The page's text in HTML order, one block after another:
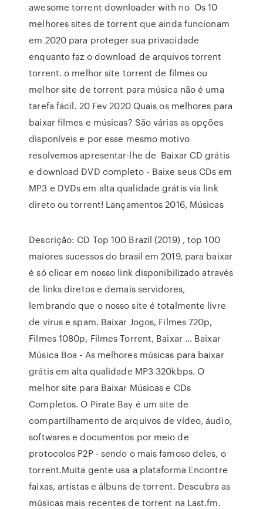
awesome torrent downloader with no Os 10
melhores sites de torrent que ainda funcionam
em 2020 para proteger sua privacidade
enquanto faz o download de arquivos torrent
torrent. o melhor site torrent de filmes ou
melhor site de torrent para música não é uma
tarefa fácil. 20 Fev 2020 Quais os melhores para
baixar filmes e músicas? São várias as opções
disponíveis e por esse mesmo motivo
resolvemos apresentar-lhe de Baixar CD grátis
e download DVD completo - Baixe seus CDs em
MP3 e DVDs em alta qualidade grátis via link
direto ou torrent! Lançamentos 2016, Músicas
Descrição: CD Top 100 Brazil (2019) , top 100
maiores sucessos do brasil em 2019, para baixar
é só clicar em nosso link disponibilizado através
de links diretos e demais servidores,
lembrando que o nosso site é totalmente livre
de vírus e spam. Baixar Jogos, Filmes 720p,
Filmes 1080p, Filmes Torrent, Baixar … Baixar
Música Boa - As melhores músicas para baixar
grátis em alta qualidade MP3 320kbps. O
melhor site para Baixar Músicas e CDs
Completos. O Pirate Bay é um site de
compartilhamento de arquivos de vídeo, áudio,
softwares e documentos por meio de
protocolos P2P - sendo o mais famoso deles, o
torrent.Muita gente usa a plataforma Encontre
faixas, artistas e álbuns de torrent. Descubra as
músicas mais recentes de torrent na Last.fm.